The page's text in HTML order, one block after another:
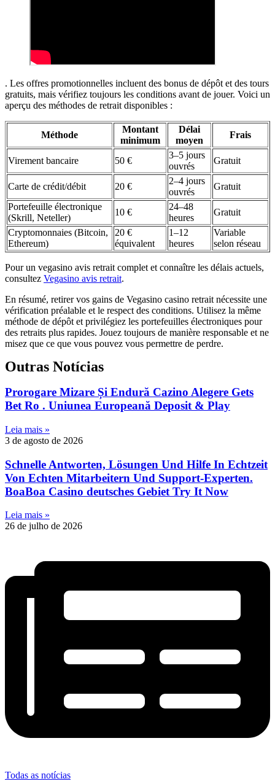
. Les offres promotionnelles incluent des bonus de dépôt et des tours
gratuits, mais vérifiez toujours les conditions avant de jouer. Voici un
aperçu des méthodes de retrait disponibles :
Méthode
Montant
minimum
Délai
moyen
Frais
Virement bancaire 50 €
3–5 jours
ouvrés
Gratuit
Carte de crédit/débit 20 €
2–4 jours
ouvrés
Gratuit
Portefeuille électronique
(Skrill, Neteller)
10 €
24–48
heures
Gratuit
Cryptomonnaies (Bitcoin,
Ethereum)
20 €
équivalent
1–12
heures
Variable
selon réseau
Pour un vegasino avis retrait complet et connaître les délais actuels,
consultez Vegasino avis retrait.
En résumé, retirer vos gains de Vegasino casino retrait nécessite une
vérification préalable et le respect des conditions. Utilisez la même
méthode de dépôt et privilégiez les portefeuilles électroniques pour
des retraits plus rapides. Jouez toujours de manière responsable et ne
misez que ce que vous pouvez vous permettre de perdre.
Outras Notícias
Prorogare Mizare Și Endură Cazino Alegere Gets
Bet Ro . Uniunea Europeană Deposit & Play
Leia mais »
3 de agosto de 2026
Schnelle Antworten, Lösungen Und Hilfe In Echtzeit
Von Echten Mitarbeitern Und Support-Experten.
BoaBoa Casino deutsches Gebiet Try It Now
Leia mais »
26 de julho de 2026
Todas as notícias